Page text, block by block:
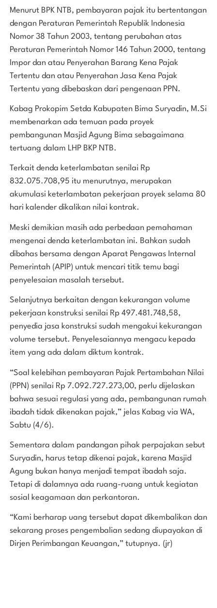
Menurut BPK NTB, pembayaran pajak itu bertentangan
dengan Peraturan Pemerintah Republik Indonesia
Nomor 38 Tahun 2003, tentang perubahan atas
Peraturan Pemerintah Nomor 146 Tahun 2000, tentang
Impor dan atau Penyerahan Barang Kena Pajak
Tertentu dan atau Penyerahan Jasa Kena Pajak
Tertentu yang dibebaskan dari pengenaan PPN.
Kabag Prokopim Setda Kabupaten Bima Suryadin, M.Si
membenarkan ada temuan pada proyek
pembangunan Masjid Agung Bima sebagaimana
tertuang dalam LHP BKP NTB.
Terkait denda keterlambatan senilai Rp
832.075.708,95 itu menurutnya, merupakan
akumulasi keterlambatan pekerjaan proyek selama 80
hari kalender dikalikan nilai kontrak.
Meski demikian masih ada perbedaan pemahaman
mengenai denda keterlambatan ini. Bahkan sudah
dibahas bersama dengan Aparat Pengawas Internal
Pemerintah (APIP) untuk mencari titik temu bagi
penyelesaian masalah tersebut.
Selanjutnya berkaitan dengan kekurangan volume
pekerjaan konstruksi senilai Rp 497.481.748,58,
penyedia jasa konstruksi sudah mengakui kekurangan
volume tersebut. Penyelesaiannya mengacu kepada
item yang ada dalam diktum kontrak.
“Soal kelebihan pembayaran Pajak Pertambahan Nilai
(PPN) senilai Rp 7.092.727.273,00, perlu dijelaskan
bahwa sesuai regulasi yang ada, pembangunan rumah
ibadah tidak dikenakan pajak,” jelas Kabag via WA,
Sabtu (4/6).
Sementara dalam pandangan pihak perpajakan sebut
Suryadin, harus tetap dikenai pajak, karena Masjid
Agung bukan hanya menjadi tempat ibadah saja.
Tetapi di dalamnya ada ruang-ruang untuk kegiatan
sosial keagamaan dan perkantoran.
“Kami berharap uang tersebut dapat dikembalikan dan
sekarang proses pengembalian sedang diupayakan di
Dirjen Perimbangan Keuangan,” tutupnya. (jr)